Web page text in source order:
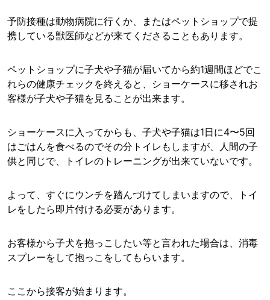
予防接種は動物病院に行くか、またはペットショップで提
携している獣医師などが来てくださることもあります。
ペットショップに子犬や子猫が届いてから約1週間ほどでこ
れらの健康チェックを終えると、ショーケースに移されお
客様が子犬や子猫を見ることが出来ます。
ショーケースに入ってからも、子犬や子猫は1日に4〜5回
はごはんを食べるのでその分トイレもしますが、人間の子
供と同じで、トイレのトレーニングが出来ていないです。
よって、すぐにウンチを踏んづけてしまいますので、トイ
レをしたら即片付ける必要があります。
お客様から子犬を抱っこしたい等と言われた場合は、消毒
スプレーをして抱っこをしてもらいます。
ここから接客が始まります。